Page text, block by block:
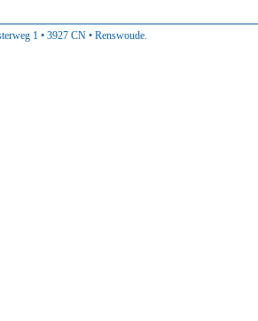
1 • 3927 CN • Renswoude.